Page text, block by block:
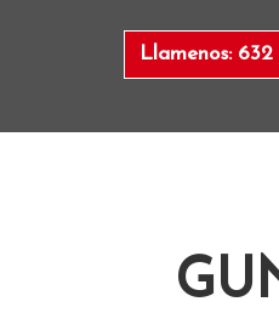
Llamenos: